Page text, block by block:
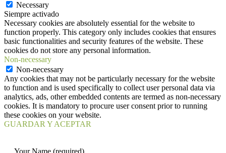
Necessary
Siempre activado
Necessary cookies are absolutely essential for the website to
function properly. This category only includes cookies that ensures
basic functionalities and security features of the website. These
cookies do not store any personal information.
Non-necessary
Non-necessary
Any cookies that may not be particularly necessary for the website
to function and is used specifically to collect user personal data via
analytics, ads, other embedded contents are termed as non-necessary
cookies. It is mandatory to procure user consent prior to running
these cookies on your website.
GUARDAR Y ACEPTAR
Your Name (required)